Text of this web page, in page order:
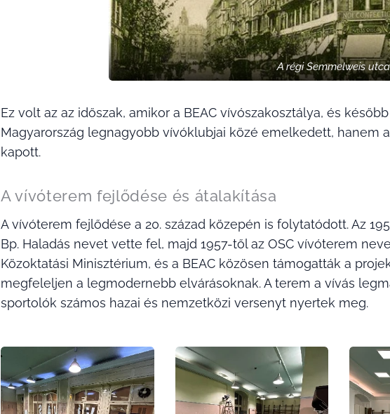
A régi Semmelweis
Ez volt az az időszak, amikor a BEAC vívószakosztálya, és
Magyarország legnagyobb vívóklubjai közé emelkedett, hanem
kapott.
A vívóterem fejlődése és átalakítása
A vívóterem fejlődése a 20. század közepén is folytatódott. Az
Bp. Haladás nevet vette fel, majd 1957-től az OSC vívóterem
Közoktatási Minisztérium, és a BEAC közösen támogatták a
megfeleljen a legmodernebb elvárásoknak. A terem a vívás
sportolók számos hazai és nemzetközi versenyt nyertek meg.